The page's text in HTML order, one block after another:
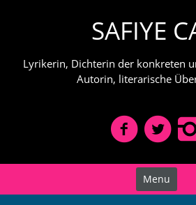
SAFIYE
Lyrikerin, Dichterin der konkreten
Autorin, literarische
Menu